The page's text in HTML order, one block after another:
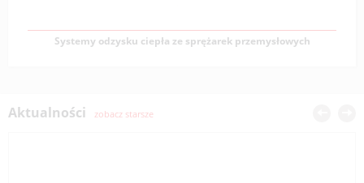
Systemy odzysku ciepła ze sprężarek przemysłowych
Aktualności zobacz starsze